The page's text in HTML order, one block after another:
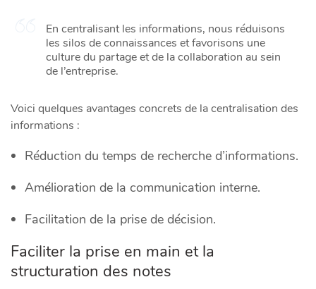
En centralisant les informations, nous réduisons
les silos de connaissances et favorisons une
culture du partage et de la collaboration au sein
de l’entreprise.
Voici quelques avantages concrets de la centralisation des
informations :
Réduction du temps de recherche d’informations.
Amélioration de la communication interne.
Facilitation de la prise de décision.
Faciliter la prise en main et la
structuration des notes